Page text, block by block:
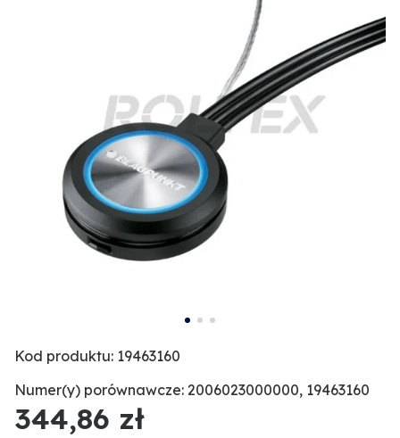
Kod produktu: 19463160
Numer(y) porównawcze: 2006023000000, 19463160
344,86 zł